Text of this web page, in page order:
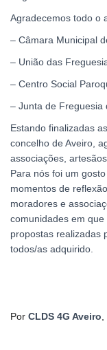
Agradecemos todo o
– Câmara Municipal
– União das
– Centro Social
– Junta de Freguesia
Estando finalizadas
concelho de Aveiro,
associações,
Para nós foi um
momentos de
moradores e
comunidades em
propostas realizadas
todos/as adquirido.
Por CLDS 4G Aveiro